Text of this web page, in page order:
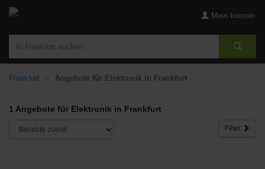
Mein koomio
Frankfurt Angebote für Elektronik in Frankfurt
1 Angebote für Elektronik in Frankfurt
Filter